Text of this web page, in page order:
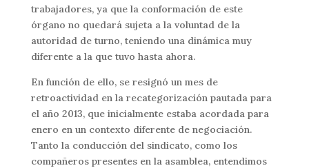
trabajadores, ya que la conformación de este
órgano no quedará sujeta a la voluntad de la
autoridad de turno, teniendo una dinámica muy
diferente a la que tuvo hasta ahora.
En función de ello, se resignó un mes de
retroactividad en la recategorización pautada para
el año 2013, que inicialmente estaba acordada para
enero en un contexto diferente de negociación.
Tanto la conducción del sindicato, como los
compañeros presentes en la asamblea, entendimos